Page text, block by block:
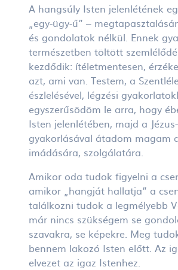
A hangsúly Isten jelenlétének
„egy-ügy-ű” –
és gondolatok nélkül. Ennek
természetben töltött
kezdődik: ítéletmentesen,
azt, ami van. Testem, a
észlelésével, légzési
egyszerűsödöm le arra, hogy
Isten jelenlétében, majd a
gyakorlásával átadom magam
imádására, szolgálatára.
Amikor oda tudok figyelni a
amikor „hangját hallatja” a
találkozni tudok a legmélyebb
már nincs szükségem se
szavakra, se képekre. Meg
bennem lakozó Isten előtt. Az
elvezet az igaz Istenhez.